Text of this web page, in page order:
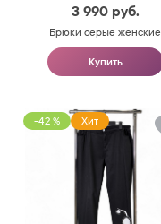
3 990 руб.
Брюки серые женские
Купить
-42 % Хит